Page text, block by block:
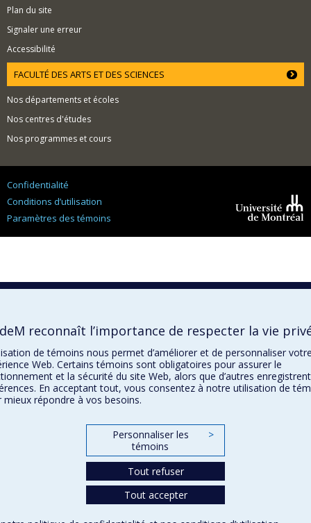
Plan du site
Signaler une erreur
Accessibilité
FACULTÉ DES ARTS ET DES SCIENCES
Nos départements et écoles
Nos centres d'études
Nos programmes et cours
Confidentialité
Conditions d’utilisation
Paramètres des témoins
Montréal
reconnaît l’importance de respecter la vie
de témoins nous permet d’améliorer et de personnaliser
Web. Certains témoins sont obligatoires pour assurer le
et la sécurité du site Web, alors que d’autres
En acceptant tout, vous consentez à notre utilisation de
mieux répondre à vos besoins.
Personnaliser les
témoins
>
Tout refuser
Tout accepter